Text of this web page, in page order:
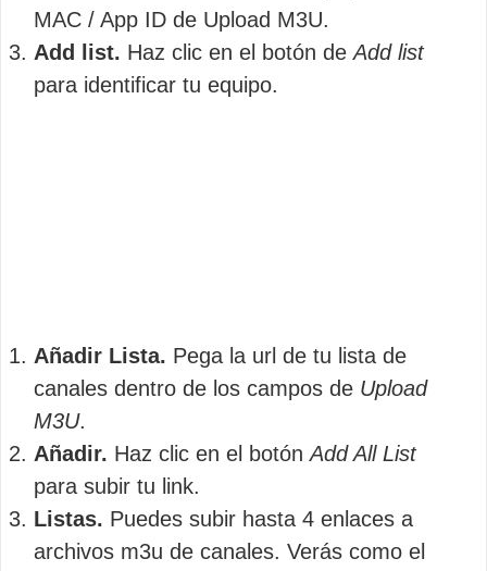
MAC / App ID de Upload M3U.
Add list. Haz clic en el botón deAdd list
para identificar tu equipo.
Añadir Lista. Pega la url de tu lista de
canales dentro de los campos de Upload
M3U.
Añadir. Haz clic en el botónAdd All List
para subir tu link.
Listas. Puedes subir hasta 4 enlaces a
archivos m3u de canales. Verás como el